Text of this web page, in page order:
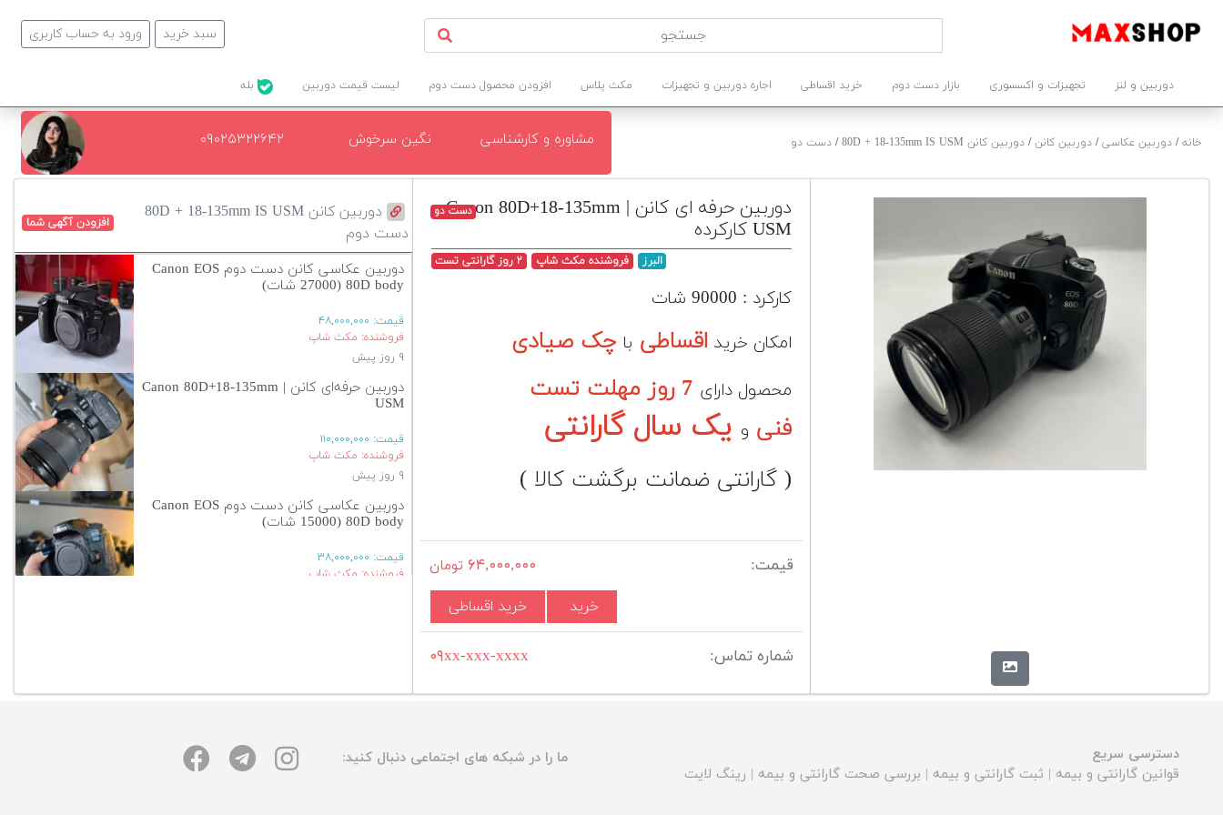
ورود به حساب کاربری سبد خرید
دوربین و لنز تجهیزات و اکسسوری بازار دست دوم خرید اقساطی اجاره دوربین و تجهیزات مکث پلاس افزودن محصول دست دوم لیست قیمت دوربین
خانه/ دوربین عکاسی/ دوربین کانن/ دوربین کانن 80D + 18-135mm IS USM / دست دو مشاوره و کارشناسی نگین سرخوش ۰۹۰۲۵۳۲۲۶۴۲
دوربین کانن 80D + 18-135mm IS USM
دست دوم
افزودن آگهی شما
دوربین عکاسی کانن دست دوم Canon EOS
80D body (27000 شات)
قیمت: ۴۸,۰۰۰,۰۰۰
فروشنده: مکث شاپ
۹ روز پیش
دوربین حرفه‌ای کانن | Canon 80D+18-135mm
USM
قیمت: ۱۱۰,۰۰۰,۰۰۰
فروشنده: مکث شاپ
۹ روز پیش
دوربین عکاسی کانن دست دوم Canon EOS
80D body (15000 شات)
قیمت: ۳۸,۰۰۰,۰۰۰
فروشنده: مکث شاپ
دوربین حرفه ای کانن | Canon 80D+18-135mm
USM کارکرده
دست دو
البرز فروشنده مکث شاپ ۲ روز گارانتی تست
کارکرد : 90000 شات
امکان خرید اقساطی با چک صیادی
محصول دارای
7 روز مهلت تست
فنی و یک سال گارانتی
( گارانتی ضمانت برگشت کالا )
قیمت: ۶۴,۰۰۰,۰۰۰ تومان
خرید خرید اقساطی
شماره تماس: ۰۹xx-xxx-xxxx
دسترسی سریع
قوانین گارانتی و بیمه | ثبت گارانتی و بیمه | بررسی صحت گارانتی و بیمه | رینگ لایت
ما را در شبکه های اجتماعی دنبال کنید: